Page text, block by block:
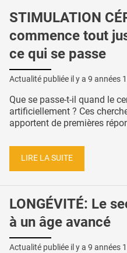
STIMULATION
commence tout
ce qui se passe
Actualité publiée il y a 9 années
Que se passe-t-il quand le
artificiellement ? Ces
apportent de premières
LIRE LA SUITE
LONGÉVITÉ: Le
à un âge avancé
Actualité publiée il y a 9 années